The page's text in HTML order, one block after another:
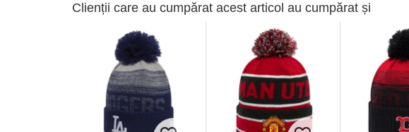
Clienții care au cumpărat acest articol au cumpărat și